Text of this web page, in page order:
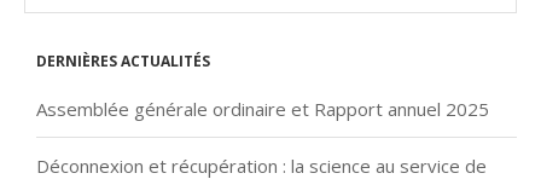
Dernières actualités
Assemblée générale ordinaire et Rapport annuel 2025
Déconnexion et récupération : la science au service de